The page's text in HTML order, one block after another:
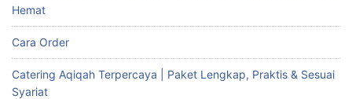
Hemat
Cara Order
Catering Aqiqah Terpercaya | Paket Lengkap, Praktis & Sesuai
Syariat